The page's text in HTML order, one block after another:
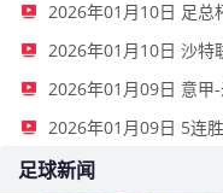
2026年01月10日 沙特
足球新闻